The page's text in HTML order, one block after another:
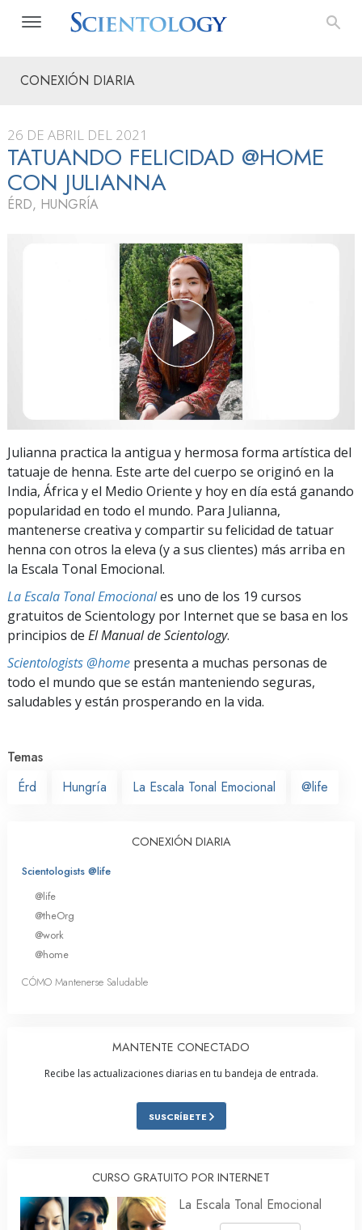
CONEXIÓN DIARIA
26 DE ABRIL DEL 2021
TATUANDO FELICIDAD @HOME
CON JULIANNA
ÉRD, HUNGRÍA
Julianna practica la antigua y hermosa forma artística del
tatuaje de henna. Este arte del cuerpo se originó en la
India, África y el Medio Oriente y hoy en día está ganando
popularidad en todo el mundo. Para Julianna,
mantenerse creativa y compartir su felicidad de tatuar
henna con otros la eleva (y a sus clientes) más arriba en
la Escala Tonal Emocional.
La Escala Tonal Emocionales uno de los 19 cursos
gratuitos de Scientology por Internet que se basa en los
principios de El Manual de Scientology.
Scientologists @home presenta a muchas personas de
todo el mundo que se están manteniendo seguras,
saludables y están prosperando en la vida.
Temas
Érd
Hungría La Escala Tonal Emocional @life
CONEXIÓN DIARIA
Scientologists @life
@life
@theOrg
@work
@home
CÓMO Mantenerse Saludable
MANTENTE CONECTADO
Recibe las actualizaciones diarias en tu bandeja de entrada.
SUSCRÍBETE
CURSO GRATUITO POR INTERNET
La Escala Tonal Emocional